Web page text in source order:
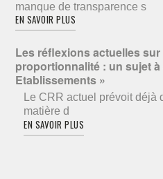
manque de transparence s
EN SAVOIR PLUS
Les réflexions actuelles
proportionnalité : un sujet
Etablissements »
Le CRR actuel prévoit déjà
matière d
EN SAVOIR PLUS